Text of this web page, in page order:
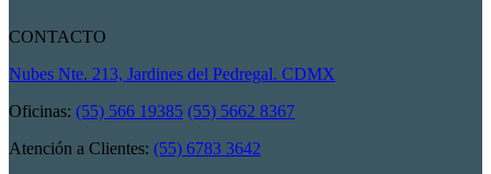
CONTACTO
Nubes Nte. 213, Jardines del Pedregal. CDMX
Oficinas: (55) 566 19385 (55) 5662 8367
Atención a Clientes: (55) 6783 3642